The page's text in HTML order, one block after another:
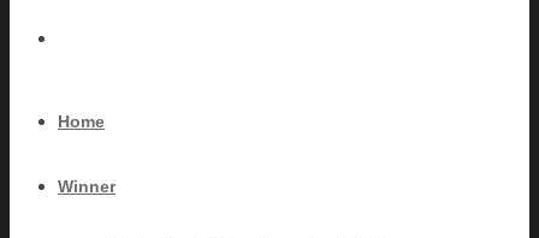
Home
Winner